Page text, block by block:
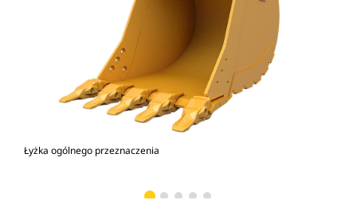
Łyżka ogólnego przeznaczenia